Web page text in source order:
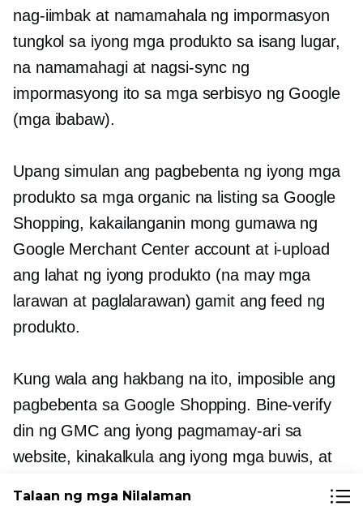
nag-iimbak at namamahala ng impormasyon
tungkol sa iyong mga produkto sa isang lugar,
na namamahagi at nagsi-sync ng
impormasyong ito sa mga serbisyo ng Google
(mga ibabaw).
Upang simulan ang pagbebenta ng iyong mga
produkto sa mga organic na listing sa Google
Shopping, kakailanganin mong gumawa ng
Google Merchant Center account at i-upload
ang lahat ng iyong produkto (na may mga
larawan at paglalarawan) gamit ang feed ng
produkto.
Kung wala ang hakbang na ito, imposible ang
pagbebenta sa Google Shopping. Bine-verify
din ng GMC ang iyong pagmamay-ari sa
website, kinakalkula ang iyong mga buwis, at
mga mamimili. Ang Merchant Center ay
Talaan ng mga Nilalaman